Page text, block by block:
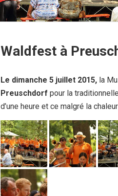
Waldfest à
Le dimanche 5 juillet 2015, la
Preuschdorf pour la traditionnelle
d’une heure et ce malgré la